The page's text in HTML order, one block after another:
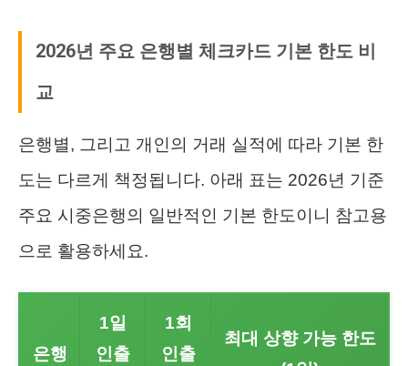
2026년 주요 은행별 체크카드 기본 한도 비
교
은행별, 그리고 개인의 거래 실적에 따라 기본 한
도는 다르게 책정됩니다. 아래 표는 2026년 기준
주요 시중은행의 일반적인 기본 한도이니 참고용
으로 활용하세요.
은행
1일
인출
1회
인출
최대 상향 가능 한도